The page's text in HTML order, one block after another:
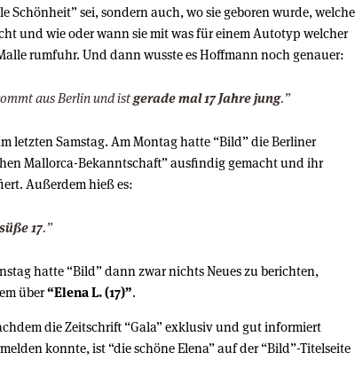
Schönheit” sei, sondern auch, wo sie geboren wurde, welche
und wie oder wann sie mit was für einem Autotyp welcher
rumfuhr. Und dann wusste es Hoffmann noch genauer:
aus Berlin und istgerade mal 17 Jahre jung.”
letzten Samstag. Am Montag hatte “Bild” die Berliner
Mallorca-Bekanntschaft” ausfindig gemacht und ihr
Außerdem hieß es:
süße 17.”
hatte “Bild” dann zwar nichts Neues zu berichten,
über“Elena L. (17)”.
die Zeitschrift “Gala” exklusiv und gut informiert
konnte, ist “die schöne Elena” auf der “Bild”-Titelseite